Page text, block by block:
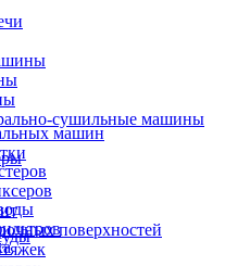
сушильные машины
поверхностей
машин